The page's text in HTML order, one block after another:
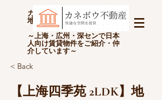
カネボウ不動産(上海金坊房
地产经纪有限公司)
～上海・広州・深センで日本
人向け賃貸物件をご紹介・仲
介しています～
< Back
【上海四季苑 2LDK】地